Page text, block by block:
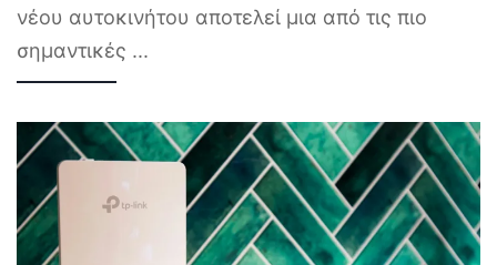
νέου αυτοκινήτου αποτελεί μια από τις πιο
σημαντικές ...